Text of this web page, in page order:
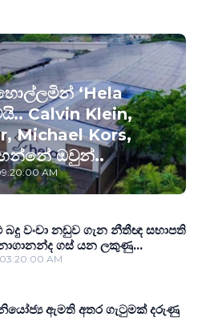
‘Hela
Calvin Klein,
Michael Kors,
ඔවුන්..
AM
බදු වංචා නඩුව ගැන නීතීඥ සභාපති
ගස් යන ලකුණු...
AM
ඇමති අතර ගැටුමක් දරුණු